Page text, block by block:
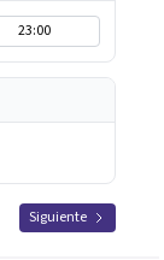
23:00
Siguiente